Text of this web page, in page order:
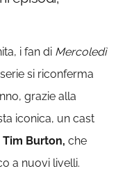
i fan di Mercoledì
si riconferma
grazie alla
iconica, un cast
Tim Burton, che
a nuovi livelli.